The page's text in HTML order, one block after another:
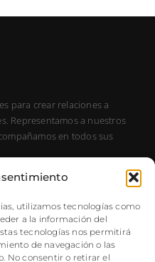
utilizamos tecnologías como
a la información del
tecnologías nos permitirá
de navegación o las
No consentir o retirar el
para crear relaciones a
Representamos a nuestros
en todos sus